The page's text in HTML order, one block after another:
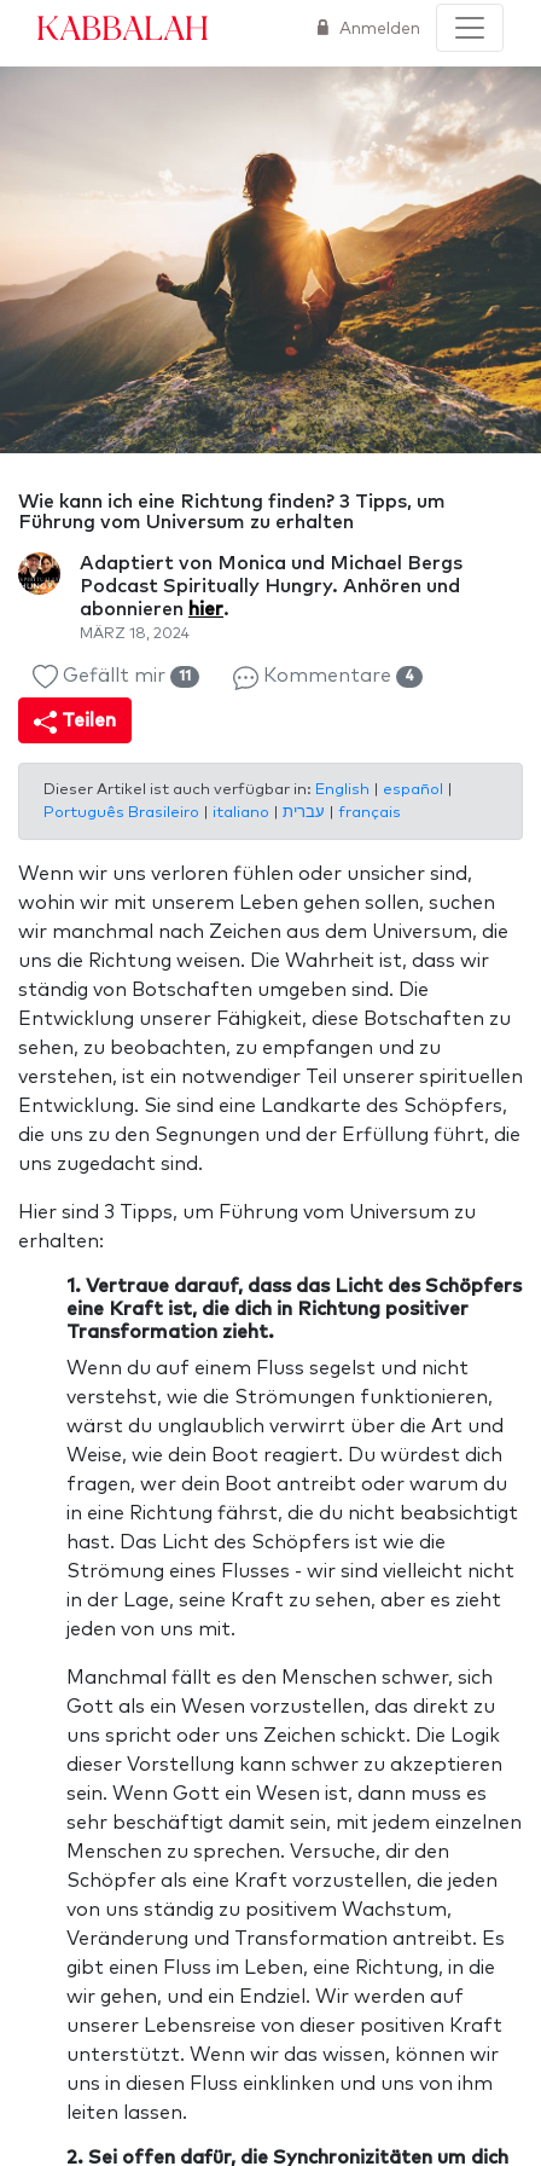
Kabbalah Anmelden
Wie kann ich eine Richtung finden? 3 Tipps, um
Führung vom Universum zu erhalten
Adaptiert von Monica und Michael Bergs
Podcast Spiritually Hungry. Anhören und
abonnieren hier.
MÄRZ 18, 2024
Gefällt mir 11 Kommentare 4
Teilen
Dieser Artikel ist auch verfügbar in: English español
Português Brasileiro
italiano français
Wenn wir uns verloren fühlen oder unsicher sind,
wohin wir mit unserem Leben gehen sollen, suchen
wir manchmal nach Zeichen aus dem Universum, die
uns die Richtung weisen. Die Wahrheit ist, dass wir
ständig von Botschaften umgeben sind. Die
Entwicklung unserer Fähigkeit, diese Botschaften zu
sehen, zu beobachten, zu empfangen und zu
verstehen, ist ein notwendiger Teil unserer spirituellen
Entwicklung. Sie sind eine Landkarte des Schöpfers,
die uns zu den Segnungen und der Erfüllung führt, die
uns zugedacht sind.
Hier sind 3 Tipps, um Führung vom Universum zu
erhalten:
1. Vertraue darauf, dass das Licht des Schöpfers
eine Kraft ist, die dich in Richtung positiver
Transformation zieht.
Wenn du auf einem Fluss segelst und nicht
verstehst, wie die Strömungen funktionieren,
wärst du unglaublich verwirrt über die Art und
Weise, wie dein Boot reagiert. Du würdest dich
fragen, wer dein Boot antreibt oder warum du
in eine Richtung fährst, die du nicht beabsichtigt
hast. Das Licht des Schöpfers ist wie die
Strömung eines Flusses - wir sind vielleicht nicht
in der Lage, seine Kraft zu sehen, aber es zieht
jeden von uns mit.
Manchmal fällt es den Menschen schwer, sich
Gott als ein Wesen vorzustellen, das direkt zu
uns spricht oder uns Zeichen schickt. Die Logik
dieser Vorstellung kann schwer zu akzeptieren
sein. Wenn Gott ein Wesen ist, dann muss es
sehr beschäftigt damit sein, mit jedem einzelnen
Menschen zu sprechen. Versuche, dir den
Schöpfer als eine Kraft vorzustellen, die jeden
von uns ständig zu positivem Wachstum,
Veränderung und Transformation antreibt. Es
gibt einen Fluss im Leben, eine Richtung, in die
wir gehen, und ein Endziel. Wir werden auf
unserer Lebensreise von dieser positiven Kraft
unterstützt. Wenn wir das wissen, können wir
uns in diesen Fluss einklinken und uns von ihm
leiten lassen.
2. Sei offen dafür, die Synchronizitäten um dich